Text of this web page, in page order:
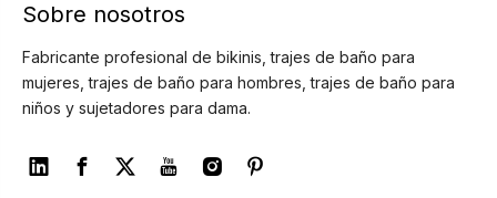
Sobre nosotros
Fabricante profesional de bikinis, trajes de baño para
mujeres, trajes de baño para hombres, trajes de baño para
niños y sujetadores para dama.